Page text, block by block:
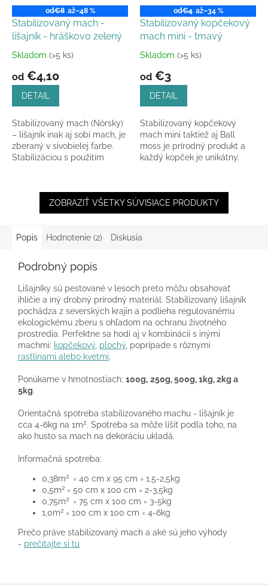
od€8 až–48 %
Stabilizovaný mach -
lišajník - hráškovo zelený
Priemerné
produktu
5
hviezdičiek.
Skladom (>5 ks)
od €4,10
DETAIL
Stabilizovaný mach (Nórsky)
– lišajník inak aj sobí mach, je
zberaný v sivobielej farbe.
Stabilizáciou s použitím
od€4 až–34 %
Stabilizovaný kopčekový
mach mini - tmavý
Priemerné
produktu
5
hviezdičiek.
Skladom (>5 ks)
od €3
DETAIL
Stabilizovaný kopčekový
mach mini taktiež aj Ball
moss je prírodný produkt a
každý kopček je unikátny.
ZOBRAZIŤ VŠETKY SÚVISIACE PRODUKTY
Popis Hodnotenie (2) Diskusia
Podrobný popis
Lišajníky sú pestované v lesoch preto môžu obsahovať
ihličie a iný drobný prírodný materiál. Stabilizovaný lišajník
pochádza z severských krajín a podlieha regulovanému
ekologickému zberu s ohľadom na ochranu životného
prostredia. Perfektne sa hodí aj v kombinácií s inými
machmi: kopčekový, plochý, poprípade s rôznymi
rastlinami alebo kvetmi.
Ponúkame v hmotnostiach: 100g, 250g, 500g, 1kg, 2kg a
5kg.
Orientačná spotreba stabilizovaného machu - lišajník je
cca 4-6kg na 1m2. Spotreba sa môže líšiť podľa toho, na
ako husto sa mach na dekoráciu ukladá.
Informačná spotreba:
0,38m2 = 40 cm x 95 cm = 1,5-2,5kg
0,5m2 = 50 cm x 100 cm = 2-3,5kg
0,75m2 = 75 cm x 100 cm = 3-5kg
1,0m2 = 100 cm x 100 cm = 4-6kg
Prečo práve stabilizovaný mach a aké sú jeho výhody
- prečítajte si tu